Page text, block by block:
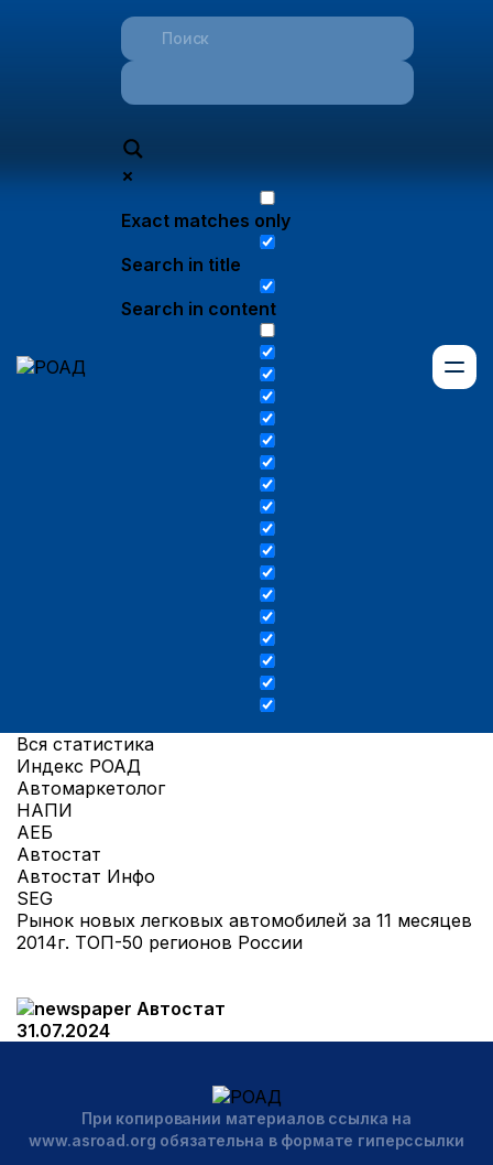
Exact matches only
Search in title
Search in content
Вся статистика
Индекс РОАД
Автомаркетолог
НАПИ
АЕБ
Автостат
Автостат Инфо
SEG
Рынок новых легковых автомобилей за 11 месяцев
2014г. ТОП-50 регионов России
Автостат
31.07.2024
При копировании материалов ссылка на
www.asroad.org обязательна в формате гиперссылки